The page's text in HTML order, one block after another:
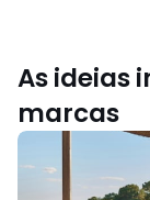
As ideias
marcas
A
nossa